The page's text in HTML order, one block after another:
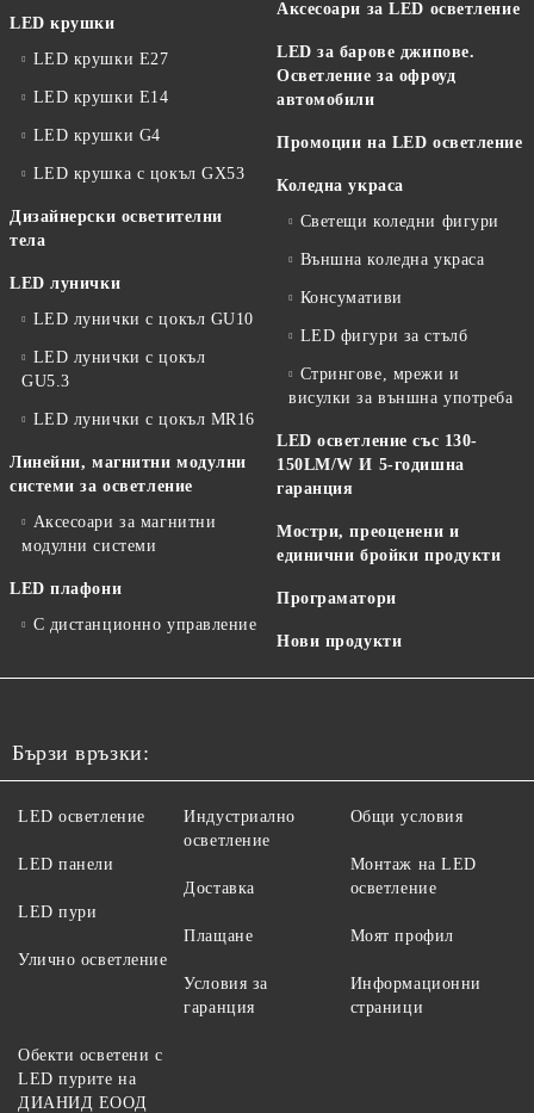
LED крушки
LED крушки E27
LED крушки E14
LED крушки G4
LED крушка с цокъл GX53
Дизайнерски осветителни
тела
LED лунички
LED лунички с цокъл GU10
LED лунички с цокъл
GU5.3
LED лунички с цокъл MR16
Линейни, магнитни модулни
системи за осветление
Аксесоари за магнитни
модулни системи
LED плафони
С дистанционно управление
Аксесоари за LED осветление
LED за барове джипове.
Осветление за офроуд
автомобили
Промоции на LED осветление
Коледна украса
Светещи коледни фигури
Външна коледна украса
Консумативи
LED фигури за стълб
Стрингове, мрежи и
висулки за външна употреба
LED осветление със 130-
150LM/W И 5-годишна
гаранция
Мостри, преоценени и
единични бройки продукти
Програматори
Нови продукти
Бързи връзки:
LED осветление
LED панели
LED пури
Улично осветление
Индустриално
осветление
Доставка
Плащане
Условия за
гаранция
Общи условия
Монтаж на LED
осветление
Моят профил
Информационни
страници
Обекти осветени с
LED пурите на
ДИАНИД ЕООД